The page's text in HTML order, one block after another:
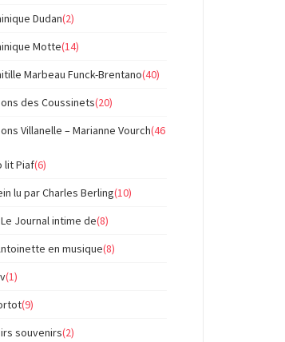
Dudan(2)
Motte(14)
Marbeau Funck-Brentano(40)
des Coussinets(20)
Villanelle – Marianne Vourch(46
lit Piaf(6)
lu par Charles Berling(10)
Journal intime de(8)
en musique(8)
(1)
(9)
souvenirs(2)